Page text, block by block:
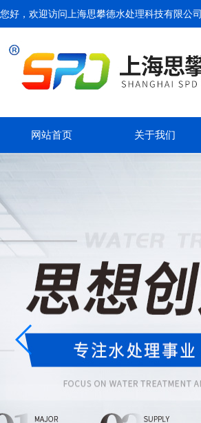
您好，欢迎访问 上海思攀德水处理科技有限公司
网站首页 关于我们